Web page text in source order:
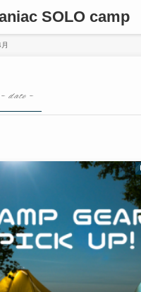
SOLO camp
– date –